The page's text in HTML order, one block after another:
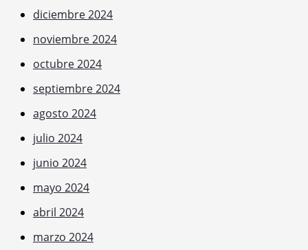
diciembre 2024
noviembre 2024
octubre 2024
septiembre 2024
agosto 2024
julio 2024
junio 2024
mayo 2024
abril 2024
marzo 2024